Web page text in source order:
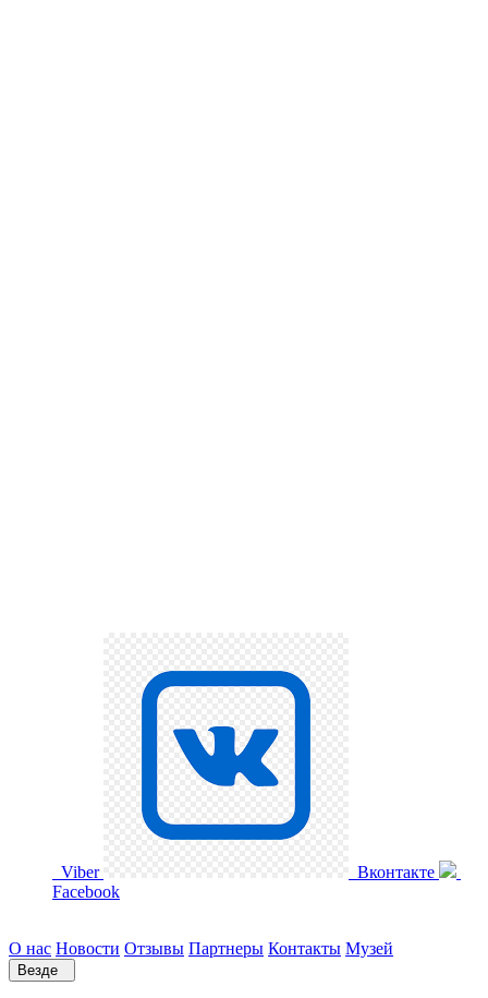
Viber
Вконтакте
Facebook
О нас Новости Отзывы Партнеры Контакты Музей
Везде